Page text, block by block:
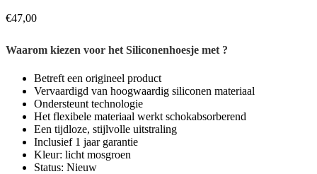
€47,00
Waarom kiezen voor het Siliconenhoesje met ?
Betreft een origineel product
Vervaardigd van hoogwaardig siliconen materiaal
Ondersteunt technologie
Het flexibele materiaal werkt schokabsorberend
Een tijdloze, stijlvolle uitstraling
Inclusief 1 jaar garantie
Kleur: licht mosgroen
Status: Nieuw